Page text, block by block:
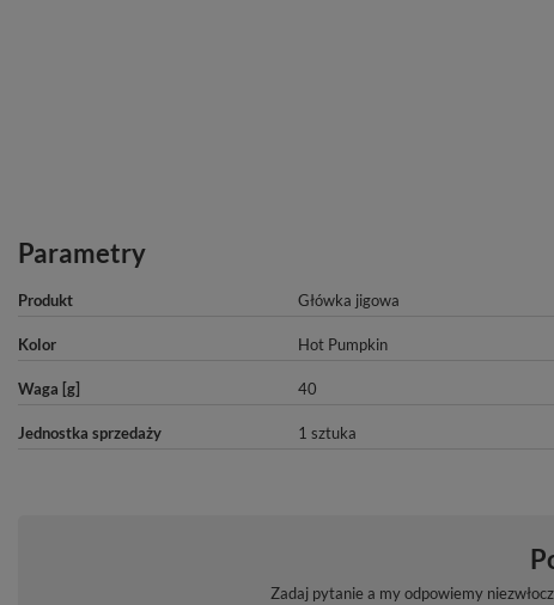
Parametry
Produkt Główka jigowa
Kolor Hot Pumpkin
Waga [g] 40
Jednostka sprzedaży 1 sztuka
Zadaj pytanie a my odpowiemy